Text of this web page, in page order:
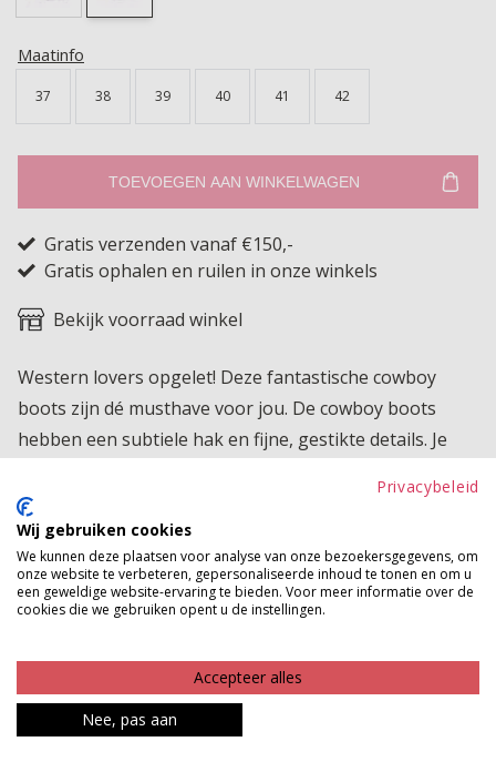
Maatinfo
37 38 39 40 41 42
TOEVOEGEN AAN WINKELWAGEN
Gratis verzenden vanaf €150,-
Gratis ophalen en ruilen in onze winkels
Bekijk voorraad winkel
Western lovers opgelet! Deze fantastische cowboy
boots zijn dé musthave voor jou. De cowboy boots
hebben een subtiele hak en fijne, gestikte details. Je
Heb jij deze leukerds binnenkort in huis?
Betaalinformatie
MAAK JE LOOK COMPLEET
Privacybeleid
Wij gebruiken cookies
We kunnen deze plaatsen voor analyse van onze bezoekersgegevens, om
onze website te verbeteren, gepersonaliseerde inhoud te tonen en om u
een geweldige website-ervaring te bieden. Voor meer informatie over de
cookies die we gebruiken opent u de instellingen.
Accepteer alles
Nee, pas aan